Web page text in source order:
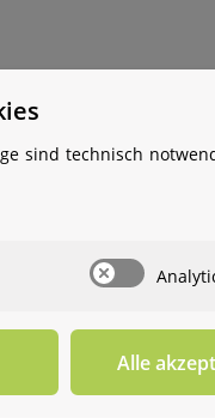
Ihr
sind technisch
Alle